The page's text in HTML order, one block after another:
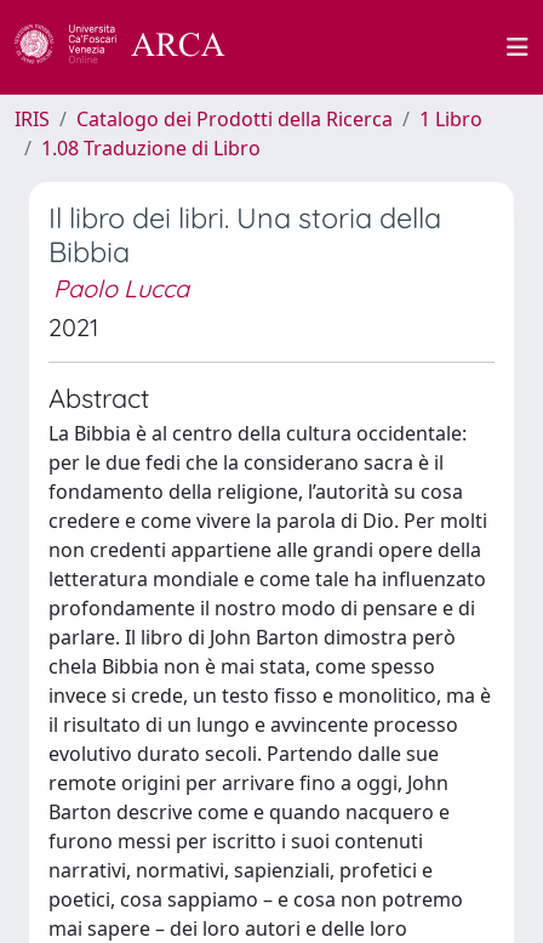
IRIS Catalogo dei Prodotti della Ricerca
1 Libro
1.08 Traduzione di Libro
Il libro dei libri. Una storia della
Bibbia
Paolo Lucca
2021
Abstract
La Bibbia è al centro della cultura occidentale:
per le due fedi che la considerano sacra è il
fondamento della religione, l’autorità su cosa
credere e come vivere la parola di Dio. Per molti
non credenti appartiene alle grandi opere della
letteratura mondiale e come tale ha influenzato
profondamente il nostro modo di pensare e di
parlare. Il libro di John Barton dimostra però
chela Bibbia non è mai stata, come spesso
invece si crede, un testo fisso e monolitico, ma è
il risultato di un lungo e avvincente processo
evolutivo durato secoli. Partendo dalle sue
remote origini per arrivare fino a oggi, John
Barton descrive come e quando nacquero e
furono messi per iscritto i suoi contenuti
narrativi, normativi, sapienziali, profetici e
poetici, cosa sappiamo – e cosa non potremo
mai sapere – dei loro autori e delle loro